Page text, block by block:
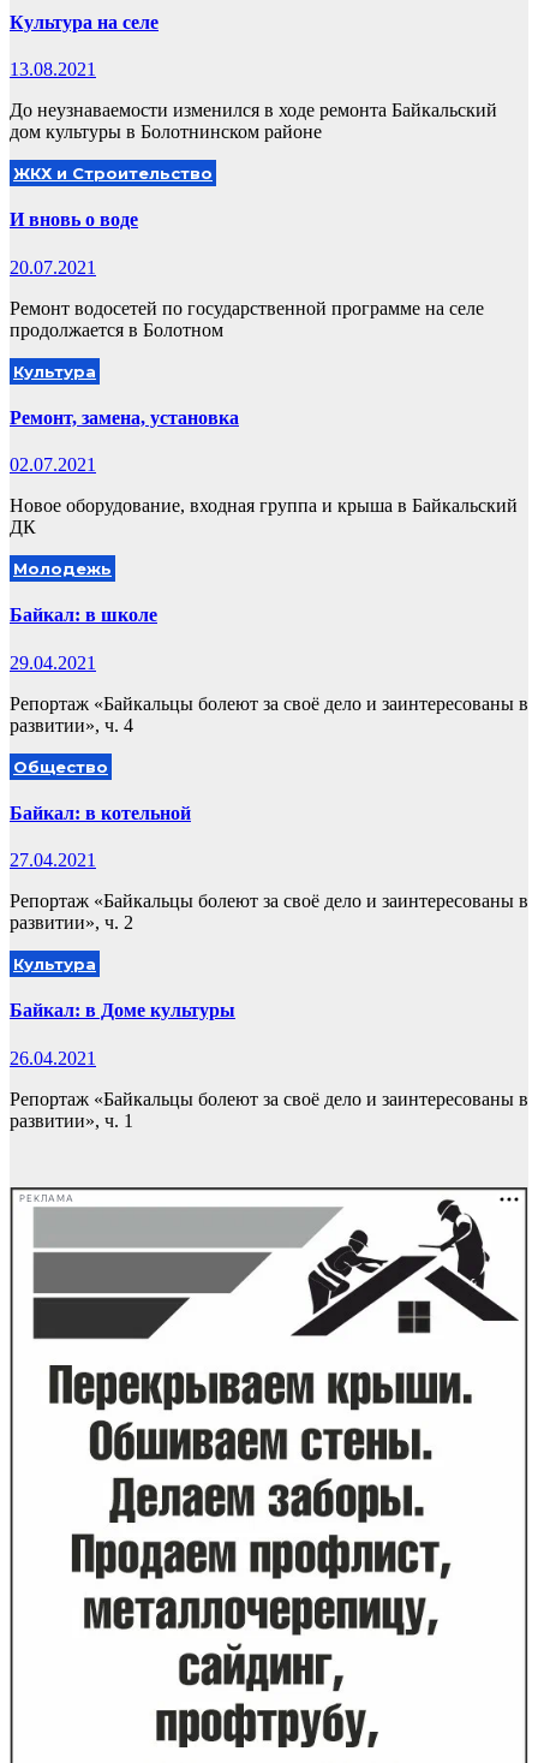
Культура на селе
13.08.2021
До неузнаваемости изменился в ходе ремонта Байкальский
дом культуры в Болотнинском районе
ЖКХ и Строительство
И вновь о воде
20.07.2021
Ремонт водосетей по государственной программе на селе
продолжается в Болотном
Культура
Ремонт, замена, установка
02.07.2021
Новое оборудование, входная группа и крыша в Байкальский
ДК
Молодежь
Байкал: в школе
29.04.2021
Репортаж «Байкальцы болеют за своё дело и заинтересованы в
развитии», ч. 4
Общество
Байкал: в котельной
27.04.2021
Репортаж «Байкальцы болеют за своё дело и заинтересованы в
развитии», ч. 2
Культура
Байкал: в Доме культуры
26.04.2021
Репортаж «Байкальцы болеют за своё дело и заинтересованы в
развитии», ч. 1
РЕКЛАМА